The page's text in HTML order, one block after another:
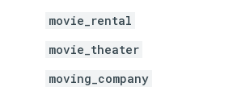
movie_rental
movie_theater
moving_company